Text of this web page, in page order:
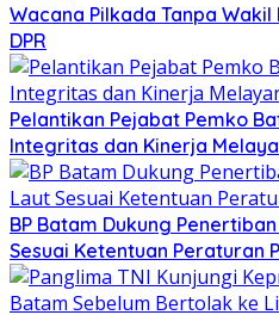
Wacana Pilkada Tanpa
DPR
Pelantikan Pejabat Pemko
Integritas dan Kinerja
BP Batam Dukung
Sesuai Ketentuan Peraturan